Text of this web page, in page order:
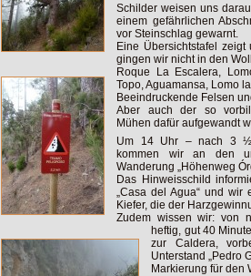
Schilder weisen uns
einem gefährlichen
vor Steinschlag gewarnt.
Eine Übersichtstafel
gingen wir nicht in den
Roque La Escalera,
Topo, Aguamansa, Lomo
Beeindruckende Felsen
Aber auch der so
Mühen dafür aufgewandt
Um 14 Uhr – nach 3 ½
kommen wir an den
Wanderung „Höhenweg
Das Hinweisschild
„Casa del Agua“ und wir
Kiefer, die der
Zudem wissen wir: von
heftig, gut 40
zur Caldera,
Unterstand „Pedro
Markierung für den